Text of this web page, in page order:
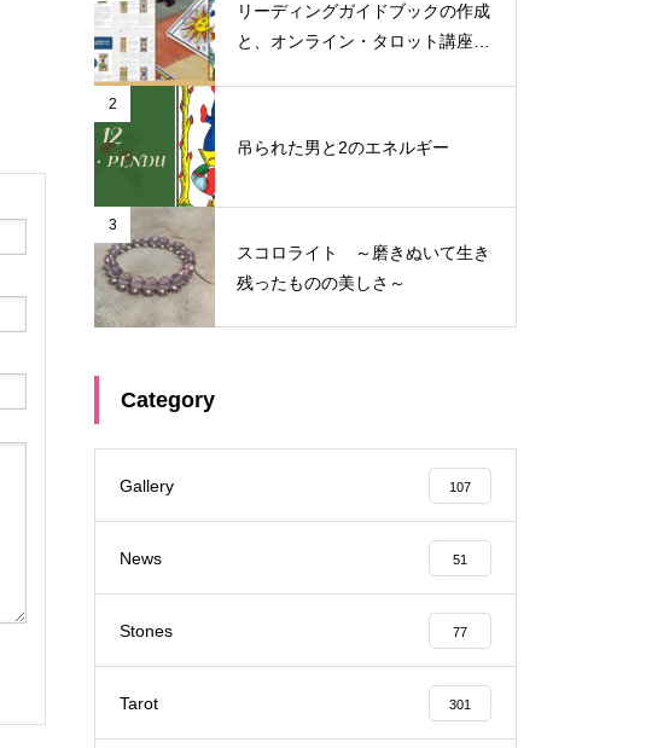
リーディングガイドブックの作成
と、オンライン・タロット講座料
2
吊られた男と2のエネルギー
3
スコロライト ～磨きぬいて生き
残ったものの美しさ～
Category
Gallery 107
News 51
Stones 77
Tarot 301